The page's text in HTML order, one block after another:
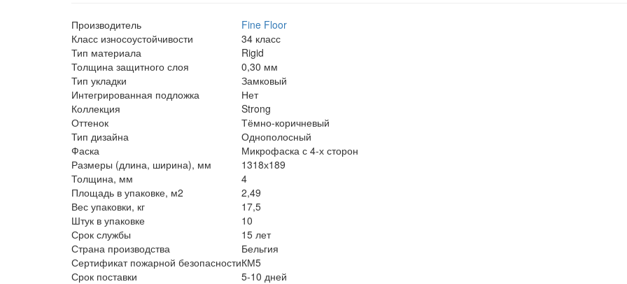
Производитель
Fine Floor
Класс износоустойчивости
34 класс
Тип материала
Rigid
Толщина защитного слоя
0,30 мм
Тип укладки
Замковый
Интегрированная подложка
Нет
Коллекция
Strong
Оттенок
Тёмно-коричневый
Тип дизайна
Однополосный
Фаска
Микрофаска с 4-х сторон
Размеры (длина, ширина), мм
1318х189
Толщина, мм
4
Площадь в упаковке, м2
2,49
Вес упаковки, кг
17,5
Штук в упаковке
10
Срок службы
15 лет
Страна производства
Бельгия
Сертификат пожарной безопасностиКМ5
Срок поставки
5-10 дней